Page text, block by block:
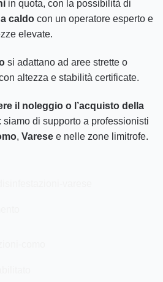
in quota, con la possibilità di
caldo con un operatore esperto e
elevate.
si adattano ad aree strette o
altezza e stabilità certificate.
il noleggio o l’acquisto della
: siamo di supporto a professionisti
, Varese e nelle zone limitrofe.